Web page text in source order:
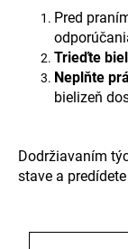
Pred
Trieďte
Neplňte
bielizeň
Dodržiavaním
stave a